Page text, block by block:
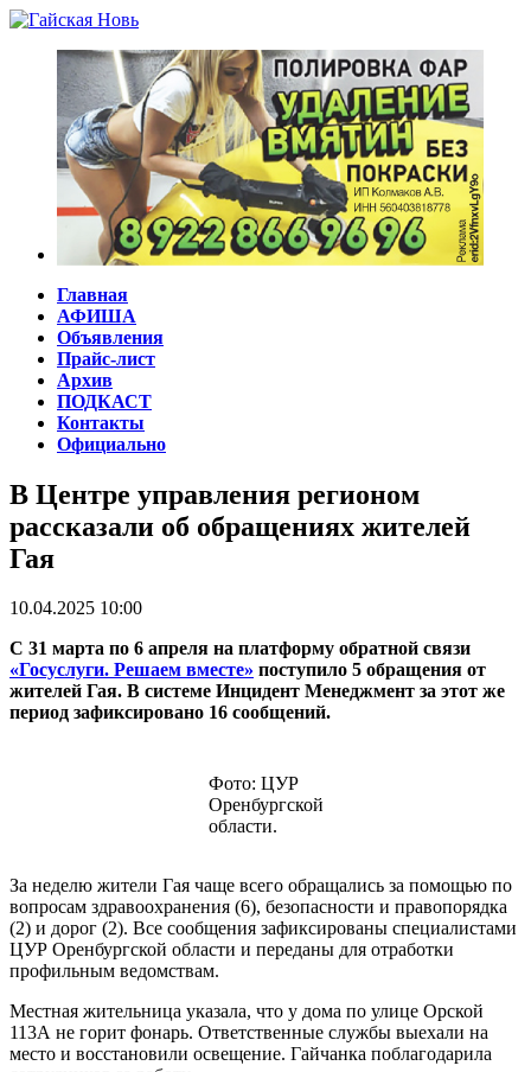
Главная
АФИША
Объявления
Прайс-лист
Архив
ПОДКАСТ
Контакты
Официально
В Центре управления регионом
рассказали об обращениях жителей
Гая
10.04.2025 10:00
С 31 марта по 6 апреля на платформу обратной связи
«Госуслуги. Решаем вместе» поступило 5 обращения от
жителей Гая. В системе Инцидент Менеджмент за этот же
период зафиксировано 16 сообщений.
Фото: ЦУР
Оренбургской
области.
За неделю жители Гая чаще всего обращались за помощью по
вопросам здравоохранения (6), безопасности и правопорядка
(2) и дорог (2). Все сообщения зафиксированы специалистами
ЦУР Оренбургской области и переданы для отработки
профильным ведомствам.
Местная жительница указала, что у дома по улице Орской
113А не горит фонарь. Ответственные службы выехали на
место и восстановили освещение. Гайчанка поблагодарила